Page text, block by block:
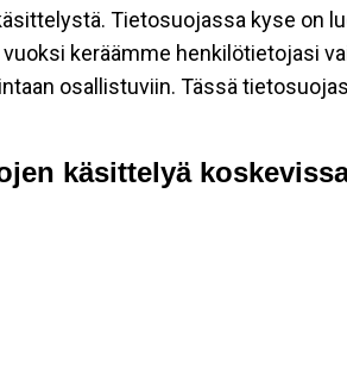
Tietosuojassa kyse on
keräämme henkilötietojasi
osallistuviin. Tässä
käsittelyä